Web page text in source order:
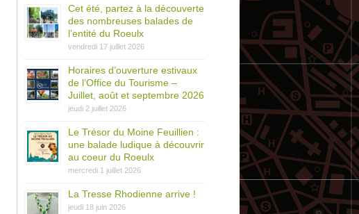
Cet été, partez à la découverte
des nombreuses balades de
l’entité du Roeulx
vendredi 17 juillet 2026
Horaires d’ouverture estivaux
de l’Office du Tourisme –
Juillet, août et septembre 2026
jeudi 2 juillet 2026
Le Trésor du Moine Feuillien :
une balade ludique à découvrir
au coeur du Roeulx
mercredi 1 juillet 2026
La Tresse Rhodienne arrive !
jeudi 18 juin 2026